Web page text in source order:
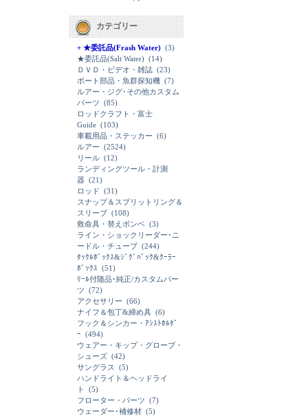
カテゴリー
+ ★委託品(Frash Water) (3)
★委託品(Salt Water) (14)
ＤＶＤ・ビデオ・雑誌 (23)
ボート部品・魚群探知機 (7)
ルアー・ジグ･その他カスタム
パーツ (85)
ロッドクラフト・富士
Guide (103)
車載用品・ステッカー (6)
ルアー (2524)
リール (12)
ランディングツール・計測
器 (21)
ロッド (31)
スナップ＆スプリットリング＆
スリーブ (108)
救命具・替えボンベ (3)
ライン・ショックリーダー･ニ
ードル・チューブ (244)
ﾀｯｸﾙﾎﾞｯｸｽ&ｼﾞｸﾞﾊﾞｯｸ&ｸｰﾗｰ
ﾎﾞｯｸｽ (51)
ﾘｰﾙ付随品･純正/カスタムパー
ツ (72)
アクセサリー (66)
ナイフ＆包丁&締め具 (6)
フック＆シンカー・ｱｼｽﾄﾎﾙﾀﾞ
ｰ (494)
ウェアー・キップ・グローブ・
シューズ (42)
サングラス
(5)
ハンドライト＆ヘッドライ
ト
(5)
フローター・パーツ (7)
ウェーダー･補修材 (5)